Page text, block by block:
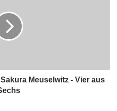
Meuselwitz - Vier aus